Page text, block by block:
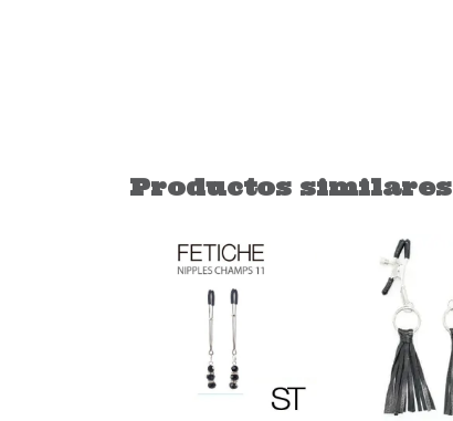
Productos similares